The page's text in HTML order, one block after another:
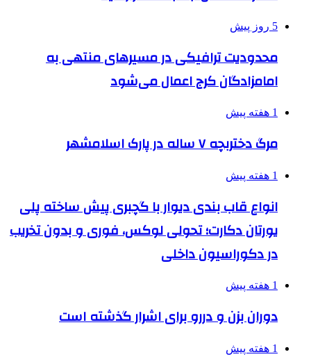
5 روز پیش
محدودیت ترافیکی در مسیرهای منتهی به
امامزادگان کرج اعمال می‌شود
1 هفته پیش
مرگ دختربچه ۷ ساله در پارک اسلامشهر
1 هفته پیش
انواع قاب بندی دیوار با گچبری پیش ساخته پلی
یورتان دکارت؛ تحولی لوکس، فوری و بدون تخریب
در دکوراسیون داخلی
1 هفته پیش
دوران بزن و دررو برای اشرار گذشته است
1 هفته پیش